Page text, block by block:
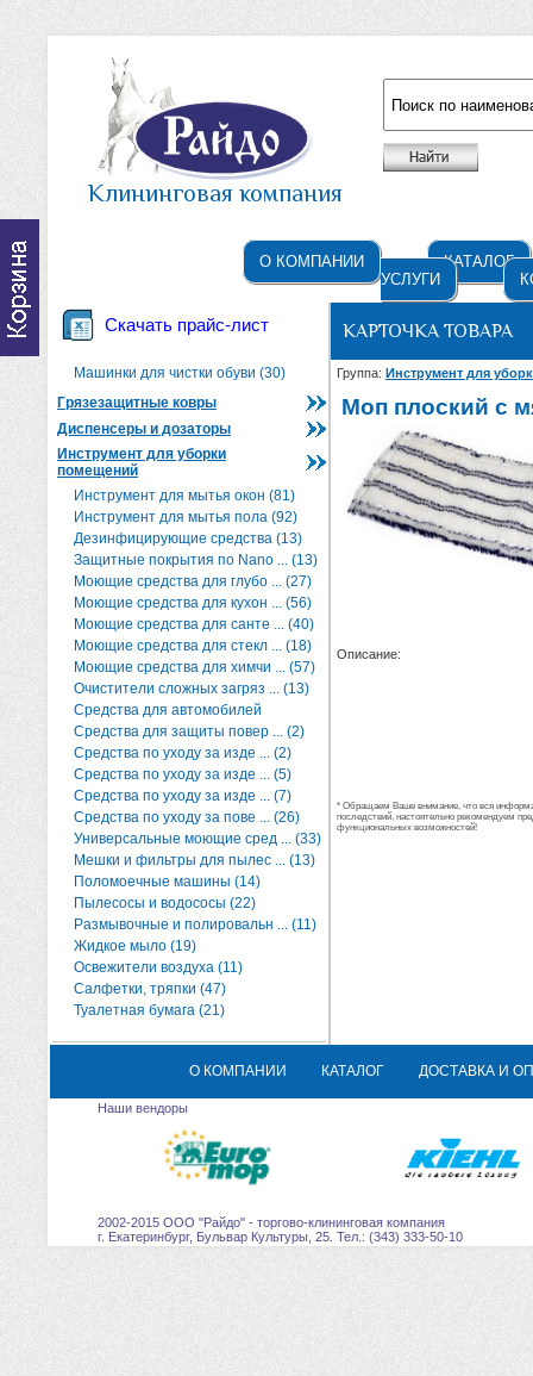
Клининговая компания
О КОМПАНИИ
КАТАЛОГ
УСЛУГИ
Скачать прайс-лист
Машинки для чистки обуви (30)
Грязезащитные ковры
Диспенсеры и дозаторы
Инструмент для уборки
помещений
Инструмент для мытья окон (81)
Инструмент для мытья пола (92)
Дезинфицирующие средства (13)
Защитные покрытия по Nano ... (13)
Моющие средства для глубо ... (27)
Моющие средства для кухон ... (56)
Моющие средства для санте ... (40)
Моющие средства для стекл ... (18)
Моющие средства для химчи ... (57)
Очистители сложных загряз ... (13)
Средства для автомобилей
Средства для защиты повер ... (2)
Средства по уходу за изде ... (2)
Средства по уходу за изде ... (5)
Средства по уходу за изде ... (7)
Средства по уходу за пове ... (26)
Универсальные моющие сред ... (33)
Мешки и фильтры для пылес ... (13)
Поломоечные машины (14)
Пылесосы и водососы (22)
Размывочные и полировальн ... (11)
Жидкое мыло (19)
Освежители воздуха (11)
Салфетки, тряпки (47)
Туалетная бумага (21)
КАРТОЧКА ТОВАРА
Группа: Инструмент для
Моп плоский с
Описание:
* Обращаем Ваше внимание, что вся
последствий, настоятельно рекомендуем
функциональных возможностей!
О КОМПАНИИ КАТАЛОГ ДОСТАВКА И
Наши вендоры
2002-2015 ООО "Райдо" - торгово-клининговая компания
г. Екатеринбург, Бульвар Культуры, 25. Тел.: (343) 333-50-10